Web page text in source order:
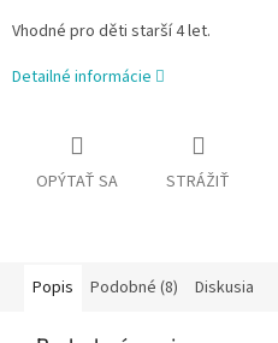
Vhodné pro děti starší 4 let.
Detailné informácie
OPÝTAŤ SA STRÁŽIŤ
Popis Podobné (8) Diskusia